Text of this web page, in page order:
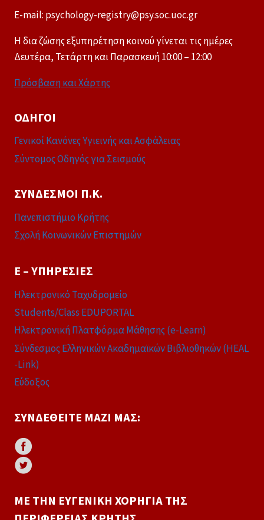
E-mail: psychology-registry@psy.soc.uoc.gr
Η δια ζώσης εξυπηρέτηση κοινού γίνεται τις ημέρες
Δευτέρα, Τετάρτη και Παρασκευή 10:00 – 12:00
Πρόσβαση και Χάρτης
ΟΔΗΓΟΊ
Γενικοί Κανόνες Υγιεινής και Ασφάλειας
Σύντομος Οδηγός για Σεισμούς
ΣΎΝΔΕΣΜΟΙ Π.Κ.
Πανεπιστήμιο Κρήτης
Σχολή Κοινωνικών Επιστημών
E – ΥΠΗΡΕΣΊΕΣ
Ηλεκτρονικό Ταχυδρομείο
Students/Class EDUPORTAL
Ηλεκτρονική Πλατφόρμα Μάθησης (e-Learn)
Σύνδεσμος Ελληνικών Ακαδημαϊκών Βιβλιοθηκών (HEAL
-Link)
Εύδοξος
ΣΥΝΔΕΘΕΊΤΕ ΜΑΖΊ ΜΑΣ:
ΜΕ ΤΗΝ ΕΥΓΕΝΙΚΉ ΧΟΡΗΓΊΑ ΤΗΣ